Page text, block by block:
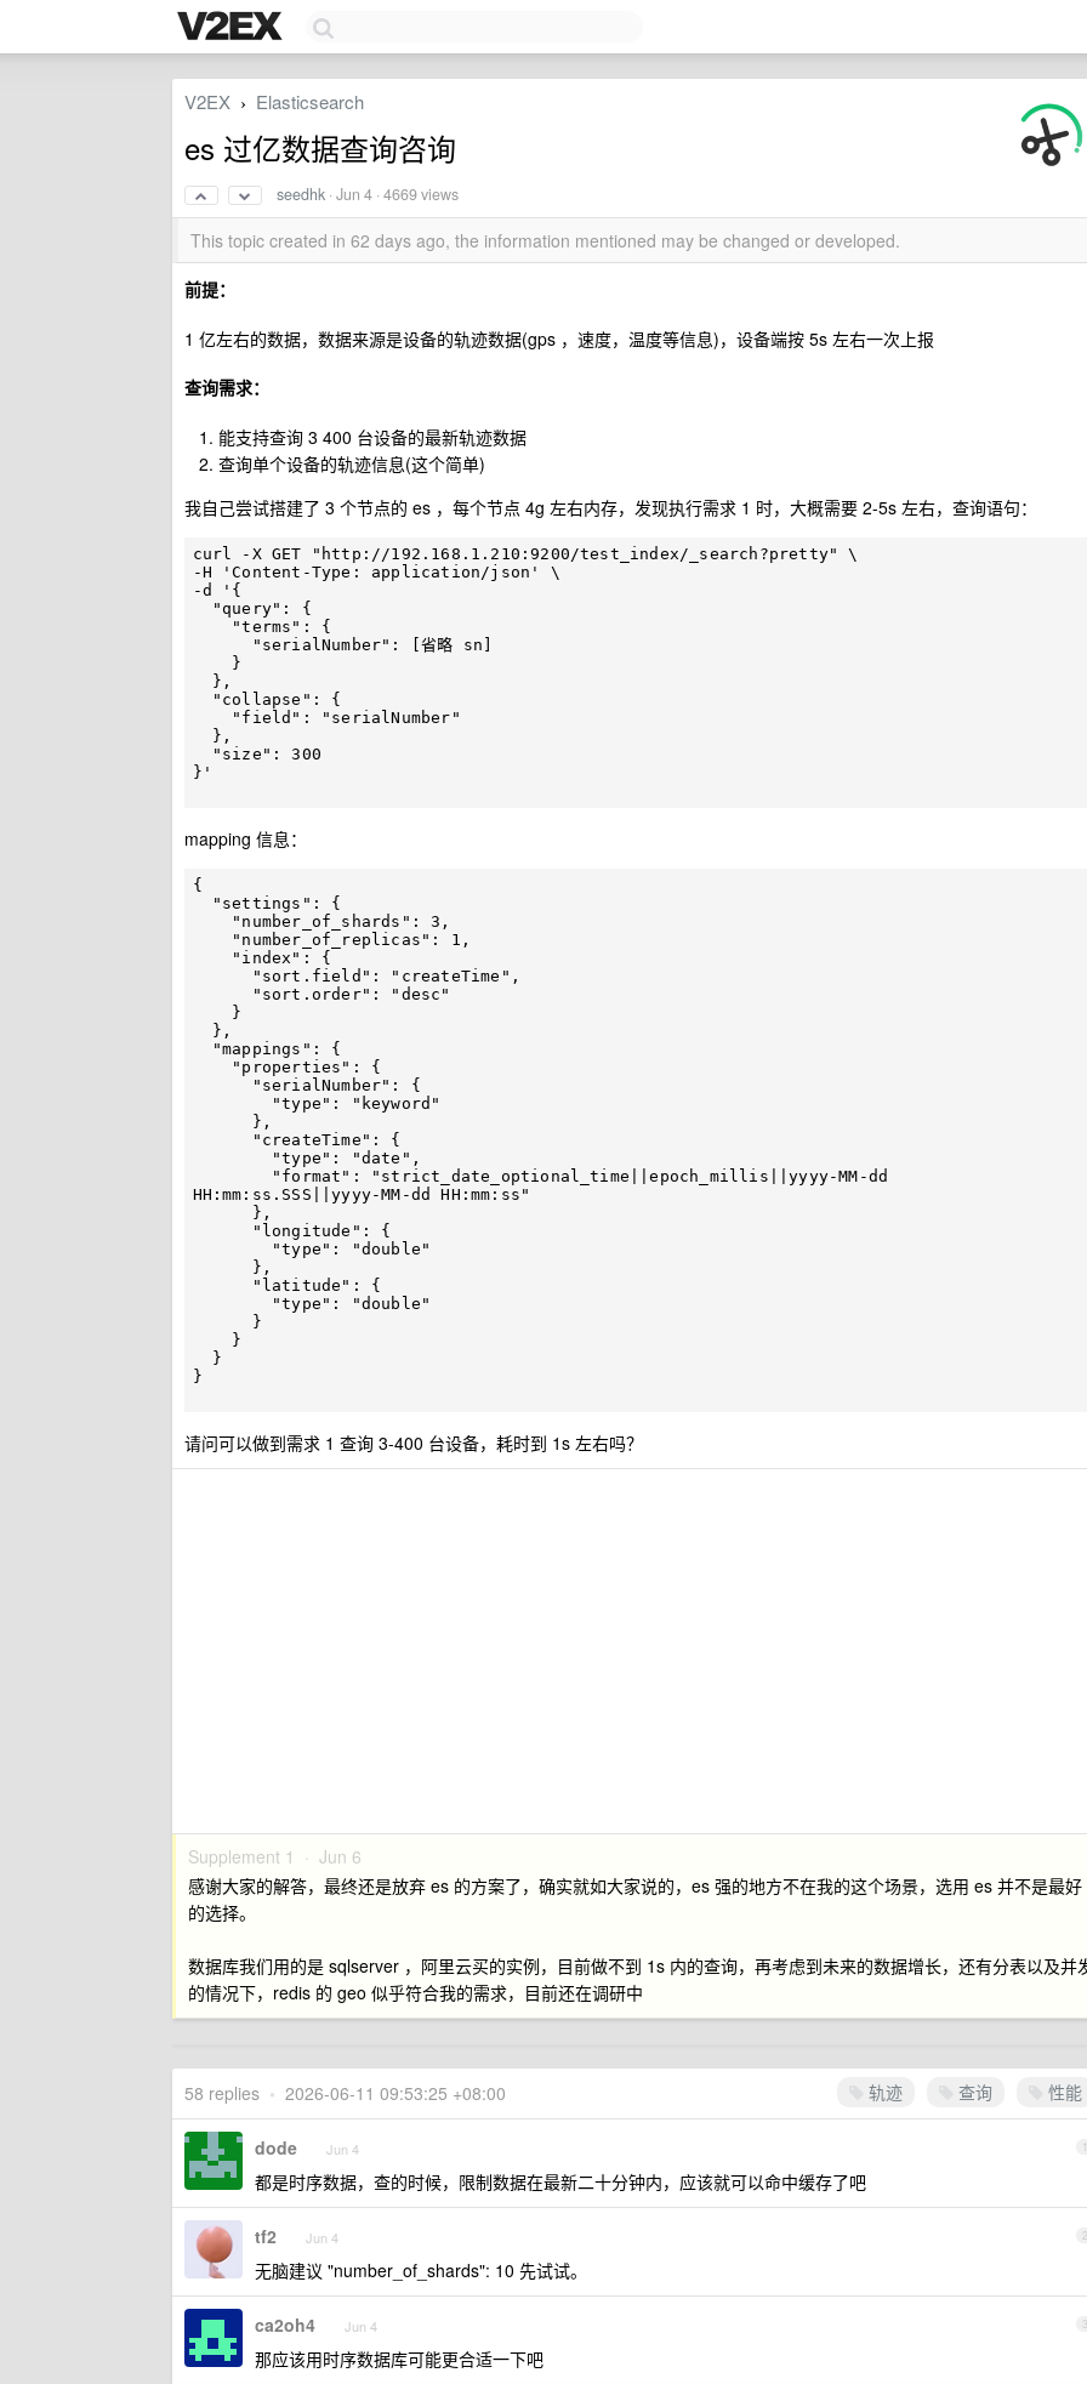
V2EX › Elasticsearch
es 过亿数据查询咨询
seedhk ·Jun 4 · 4669 views
This topic created in 62 days ago, the information mentioned may be changed or developed.
前提：
1 亿左右的数据，数据来源是设备的轨迹数据(gps ，速度，温度等信息)，设备端按 5s 左右一次上报
查询需求：
能支持查询 3 400 台设备的最新轨迹数据
查询单个设备的轨迹信息(这个简单)
我自己尝试搭建了 3 个节点的 es ，每个节点 4g 左右内存，发现执行需求 1 时，大概需要 2-5s 左右，查询语句：
curl -X GET "http://192.168.1.210:9200/test_index/_search?pretty" \
-H 'Content-Type: application/json' \
-d '{
}'
mapping 信息：
{
HH:mm:ss.SSS||yyyy-MM-dd HH:mm:ss"
}
请问可以做到需求 1 查询 3-400 台设备，耗时到 1s 左右吗？
Supplement 1 · Jun 6
感谢大家的解答，最终还是放弃 es 的方案了，确实就如大家说的，es 强的地方不在我的这个场景，选用 es 并不是最好
的选择。
数据库我们用的是 sqlserver ，阿里云买的实例，目前做不到 1s 内的查询，再考虑到未来的数据增长，还有分表以及并
的情况下，redis 的 geo 似乎符合我的需求，目前还在调研中
轨迹 查询 性能
58 replies • 2026-06-11 09:53:25 +08:00
1
dode Jun 4
都是时序数据，查的时候，限制数据在最新二十分钟内，应该就可以命中缓存了吧
2
tf2 Jun 4
无脑建议 "number_of_shards": 10 先试试。
3
ca2oh4 Jun 4
那应该用时序数据库可能更合适一下吧